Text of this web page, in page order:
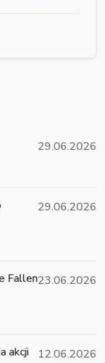
29.06.2026
29.06.2026
Fallen23.06.2026
akcji
12.06.2026